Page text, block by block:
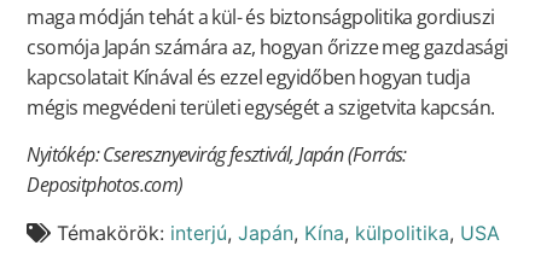
maga módján tehát a kül- és biztonságpolitika gordiuszi
csomója Japán számára az, hogyan őrizze meg gazdasági
kapcsolatait Kínával és ezzel egyidőben hogyan tudja
mégis megvédeni területi egységét a szigetvita kapcsán.
Nyitókép: Cseresznyevirág fesztivál, Japán (Forrás:
Depositphotos.com)
Témakörök: interjú,Japán, Kína, külpolitika, USA